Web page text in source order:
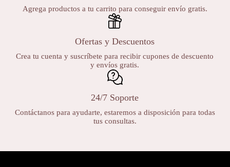
Agrega productos a tu carrito para conseguir envío gratis.
Ofertas y Descuentos
Crea tu cuenta y suscríbete para recibir cupones de descuento
y envíos gratis.
24/7 Soporte
Contáctanos para ayudarte, estaremos a disposición para todas
tus consultas.